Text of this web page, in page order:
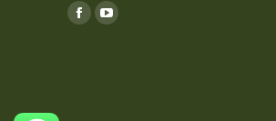
Finden Sie uns auf:
FacebookYouTube